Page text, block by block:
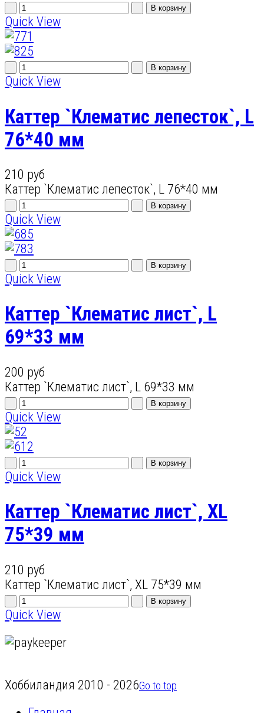
Quick View
Quick View
Каттер `Клематис лепесток`, L
76*40 мм
210 руб
Каттер `Клематис лепесток`, L 76*40 мм
Quick View
Quick View
Каттер `Клематис лист`, L
69*33 мм
200 руб
Каттер `Клематис лист`, L 69*33 мм
Quick View
Quick View
Каттер `Клематис лист`, XL
75*39 мм
210 руб
Каттер `Клематис лист`, XL 75*39 мм
Quick View
Хоббиландия 2010 - 2026Go to top